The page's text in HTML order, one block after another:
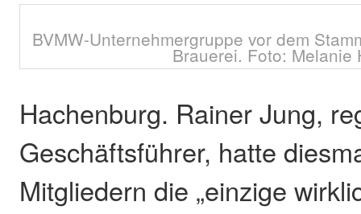
BVMW-Unternehmergruppe vor dem
Brauerei. Foto: Melanie
Hachenburg. Rainer Jung,
Geschäftsführer, hatte
Mitgliedern die „einzige